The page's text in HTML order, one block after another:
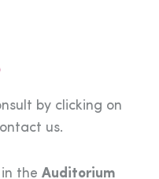
by clicking on
us.
the Auditorium